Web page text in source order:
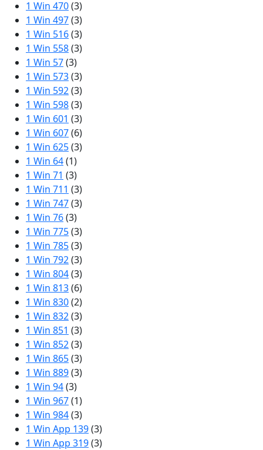
1 Win 470(3)
1 Win 497(3)
1 Win 516(3)
1 Win 558(3)
1 Win 57(3)
1 Win 573(3)
1 Win 592(3)
1 Win 598(3)
1 Win 601 (3)
1 Win 607(6)
1 Win 625(3)
1 Win 64(1)
1 Win 71 (3)
1 Win 711 (3)
1 Win 747(3)
1 Win 76(3)
1 Win 775(3)
1 Win 785(3)
1 Win 792(3)
1 Win 804(3)
1 Win 813(6)
1 Win 830(2)
1 Win 832(3)
1 Win 851 (3)
1 Win 852(3)
1 Win 865(3)
1 Win 889(3)
1 Win 94(3)
1 Win 967(1)
1 Win 984(3)
1 Win App 139(3)
1 Win App 319(3)